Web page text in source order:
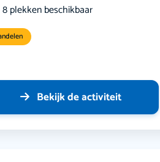
8 plekken beschikbaar
Bekijk de activiteit